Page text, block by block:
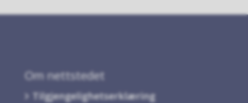
Om nettstedet
Tilgjengelighetserklæring